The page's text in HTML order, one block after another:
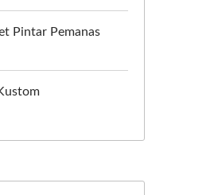
Pintar Pemanas